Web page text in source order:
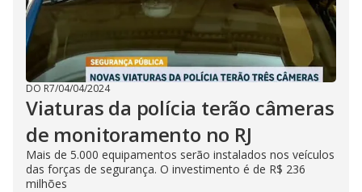
DO R7/04/04/2024
Viaturas da polícia terão câmeras
de monitoramento no RJ
Mais de 5.000 equipamentos serão instalados nos veículos
das forças de segurança. O investimento é de R$ 236
milhões